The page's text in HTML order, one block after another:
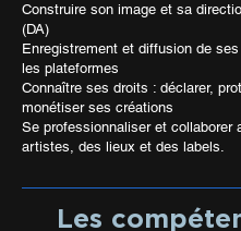
Construire son image et sa
(DA)
Enregistrement et diffusion de
les plateformes
Connaître ses droits : déclarer,
monétiser ses créations
Se professionnaliser et collaborer
artistes, des lieux et des labels.
Les